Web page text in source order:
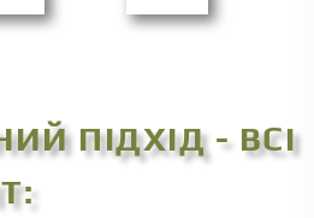
ПІДХІД - ВСІ